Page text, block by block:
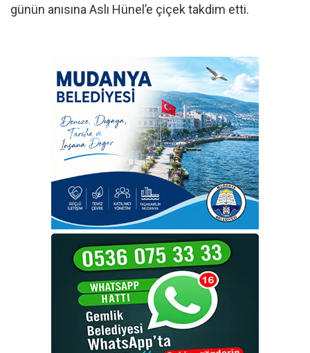
günün anısına Aslı Hünel’e çiçek takdim etti.